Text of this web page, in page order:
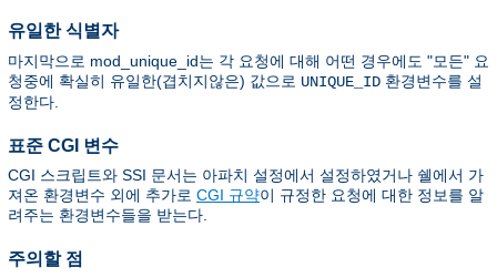
유일한 식별자
마지막으로 mod_unique_id는 각 요청에 대해 어떤 경우에도 "모든" 요
청중에 확실히 유일한(겹치지않은) 값으로 UNIQUE_ID 환경변수를 설
정한다.
표준 CGI 변수
CGI 스크립트와 SSI 문서는 아파치 설정에서 설정하였거나 쉘에서 가
져온 환경변수 외에 추가로 CGI 규약이 규정한 요청에 대한 정보를 알
려주는 환경변수들을 받는다.
주의할 점